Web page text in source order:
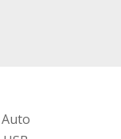
Auto